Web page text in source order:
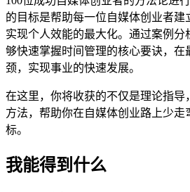
的目标是帮助每一位自媒体创业者建
实现个人效能的最大化。通过案例
够快速掌握时间管理的核心要诀，在
颈，实现事业的快速发展。
在这里，你将收获的不仅是理论指导
方法，帮助你在自媒体创业路上少走
标。
我能得到什么